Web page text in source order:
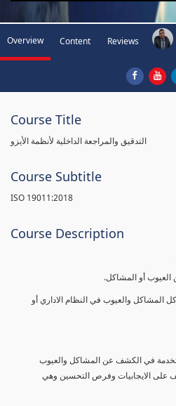
Overview Content Reviews
Course Title
التدقيق والمراجعة الداخلية لأنظمة الأيزو
Course Subtitle
ISO 19011:2018
Course Description
العيوب أو المشاكل.
والعيوب في النظام الاداري أو
في الكشف عن المشاكل والعيوب
على الايجابيات وفرص التحسين وهي